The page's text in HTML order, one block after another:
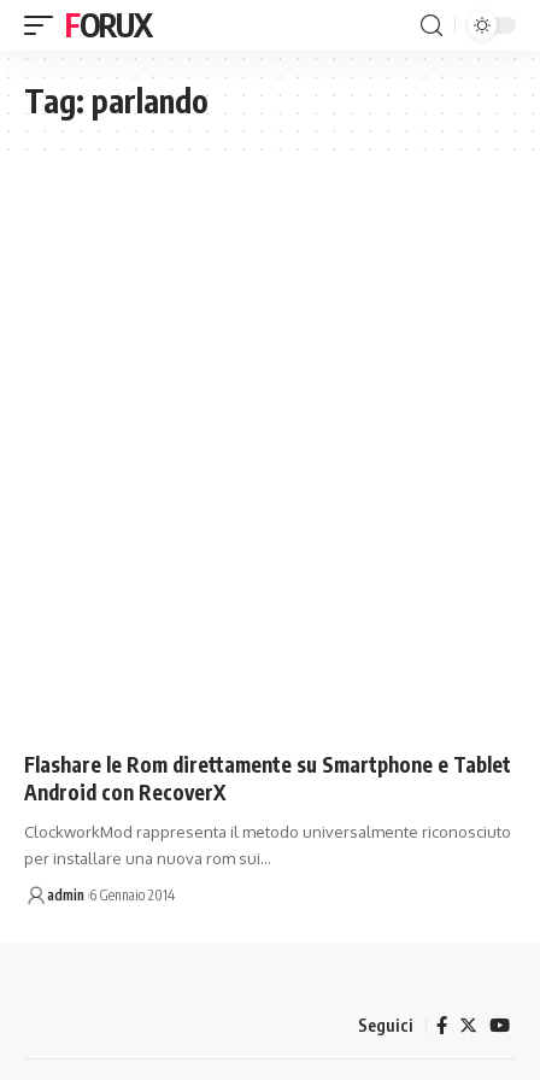
FORUX
Tag: parlando
Flashare le Rom direttamente su Smartphone e Tablet
Android con RecoverX
ClockworkMod rappresenta il metodo universalmente riconosciuto
per installare una nuova rom sui…
admin 6 Gennaio 2014
Seguici